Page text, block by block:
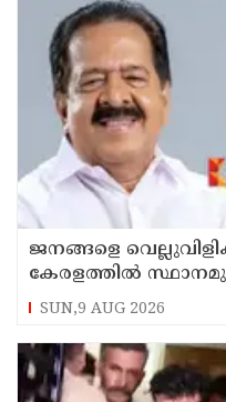
ജനങ്ങളെ
കേരളത്തില്‍
ചെന്നിത്തല
SUN,9 AUG 2026